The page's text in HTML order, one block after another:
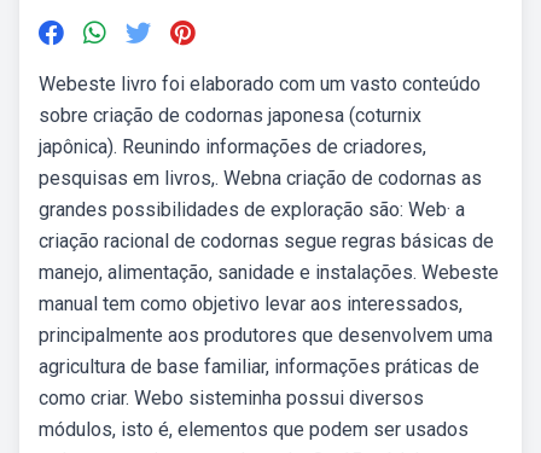
Webeste livro foi elaborado com um vasto conteúdo
sobre criação de codornas japonesa (coturnix
japônica). Reunindo informações de criadores,
pesquisas em livros,. Webna criação de codornas as
grandes possibilidades de exploração são: Web· a
criação racional de codornas segue regras básicas de
manejo, alimentação, sanidade e instalações. Webeste
manual tem como objetivo levar aos interessados,
principalmente aos produtores que desenvolvem uma
agricultura de base familiar, informações práticas de
como criar. Webo sisteminha possui diversos
módulos, isto é, elementos que podem ser usados